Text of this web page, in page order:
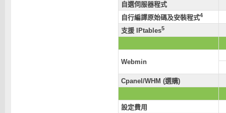
自選伺服器程式
自行編譯原始碼及安裝程式4
支援 IPtables5
Webmin
Cpanel/WHM (選購)
設定費用